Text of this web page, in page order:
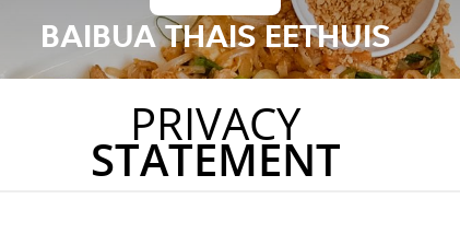
BAIBUA THAIS EETHUIS
PRIVACY
STATEMENT